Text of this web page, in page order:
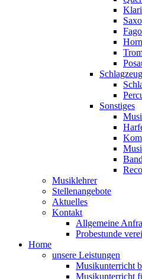
Sonstiges
Musiklehrer
Stellenangebote
Aktuelles
Kontakt
Allgemeine
Probestunde
Home
unsere Leistungen
Musikunterricht
Musikunterricht